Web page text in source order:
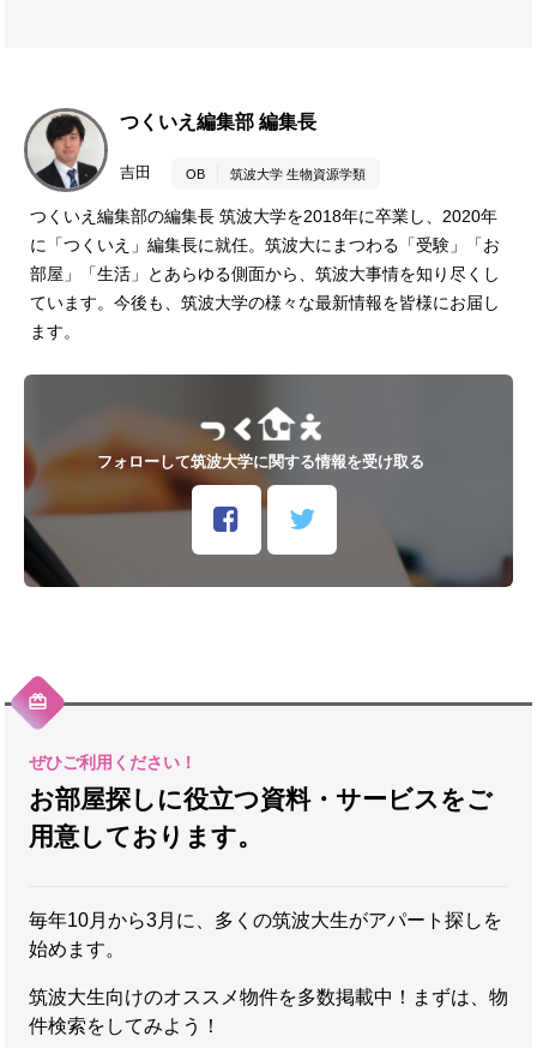
つくいえ編集部 編集長
吉田 OB 筑波大学 生物資源学類
つくいえ編集部の編集長 筑波大学を2018年に卒業し、2020年
に「つくいえ」編集長に就任。筑波大にまつわる「受験」「お
部屋」「生活」とあらゆる側面から、筑波大事情を知り尽くし
ています。今後も、筑波大学の様々な最新情報を皆様にお届し
ます。
フォローして筑波大学に関する情報を受け取る
お部屋探しに役立つ資料・サービスをご
用意しております。
毎年10月から3月に、多くの筑波大生がアパート探しを
始めます。
筑波大生向けのオススメ物件を多数掲載中！まずは、物
件検索をしてみよう！